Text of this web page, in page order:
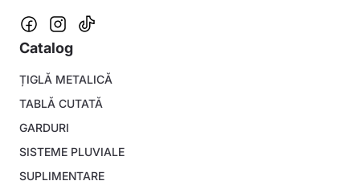
Catalog
Footer
menu
ȚIGLĂ METALICĂ
TABLĂ CUTATĂ
GARDURI
SISTEME PLUVIALE
SUPLIMENTARE